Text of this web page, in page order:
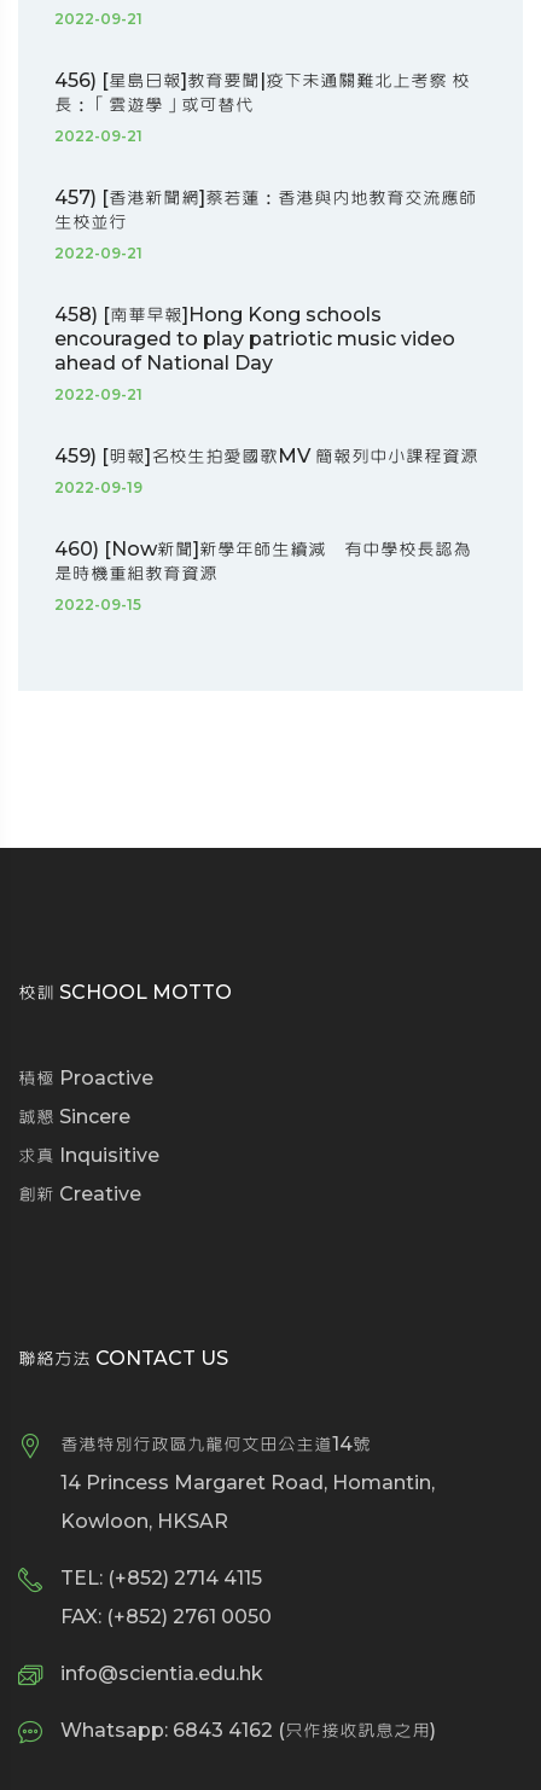
2022-09-21
456) [星島日報]教育要聞|疫下未通關難北上考察 校
長：「雲遊學」或可替代
2022-09-21
457) [香港新聞網]蔡若蓮：香港與內地教育交流應師
生校並行
2022-09-21
458) [南華早報]Hong Kong schools
encouraged to play patriotic music video
ahead of National Day
2022-09-21
459) [明報]名校生拍愛國歌MV 簡報列中小課程資源
2022-09-19
460) [Now新聞]新學年師生續減 有中學校長認為
是時機重組教育資源
2022-09-15
校訓 SCHOOL MOTTO
積極 Proactive
誠懇 Sincere
求真 Inquisitive
創新 Creative
聯絡方法 CONTACT US
香港特別行政區九龍何文田公主道14號
14 Princess Margaret Road, Homantin,
Kowloon, HKSAR
TEL: (+852) 2714 4115
FAX: (+852) 2761 0050
info@scientia.edu.hk
Whatsapp: 6843 4162 (只作接收訊息之用)